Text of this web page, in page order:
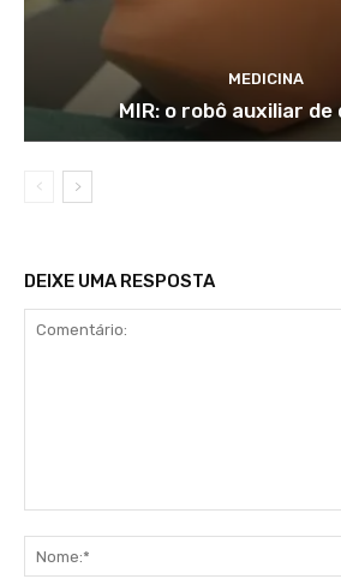
MEDICINA
MIR: o robô auxiliar
DEIXE UMA RESPOSTA